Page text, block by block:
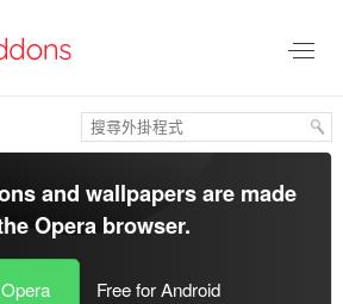
and wallpapers are made
Opera browser.
Free for Android